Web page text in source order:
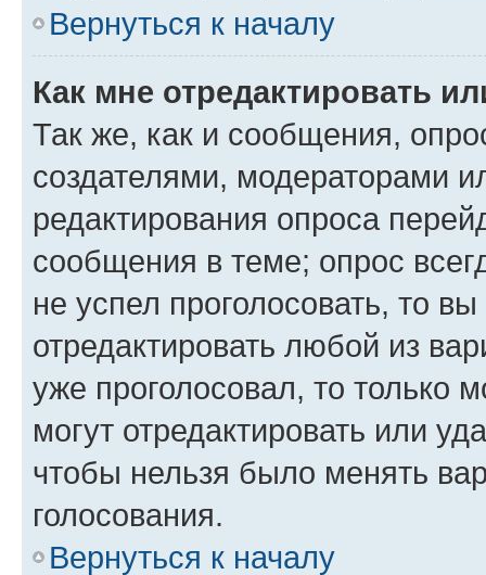
Вернуться к началу
Как мне отредактировать
Так же, как и сообщения,
создателями, модераторами
редактирования опроса
сообщения в теме; опрос
не успел проголосовать, то
отредактировать любой из
уже проголосовал, то только
могут отредактировать или
чтобы нельзя было менять
голосования.
Вернуться к началу